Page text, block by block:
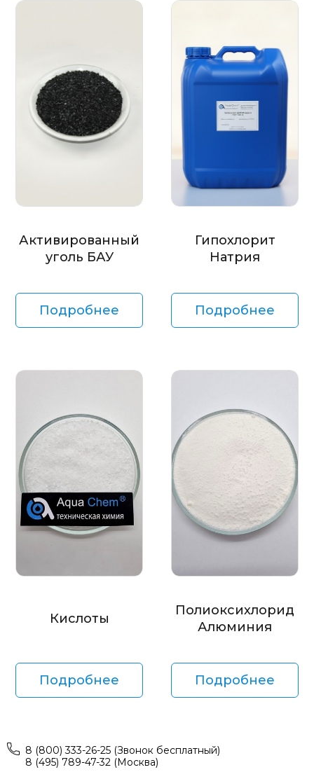
Активированный
уголь БАУ
Подробнее
Гипохлорит
Натрия
Подробнее
Кислоты
Подробнее
Полиоксихлорид
Алюминия
Подробнее
8 (800) 333-26-25 (Звонок бесплатный)
8 (495) 789-47-32 (Москва)